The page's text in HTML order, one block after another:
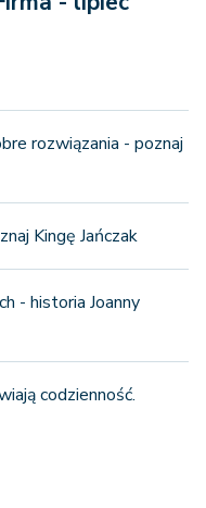
rozwiązania - poznaj
Kingę Jańczak
- historia Joanny
codzienność.